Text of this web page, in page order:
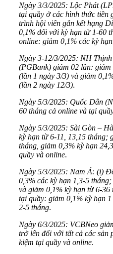
Ngày 3/3/2025: Lộc Phát
tại quầy ở các hình thức tiền
trình hội viên gắn kết hạng
0,1% đối với kỳ hạn từ 1-60
online: giảm 0,1% các kỳ
Ngày 3-12/3/2025: NH
(PGBank) giảm 02 lần: giảm
(lần 1 ngày 3/3) và giảm
(lần 2 ngày 12/3).
Ngày 5/3/2025: Quốc Dân
60 tháng cả online và tại
Ngày 5/3/2025: Sài Gòn –
kỳ hạn từ 6-11, 13,15 tháng;
tháng, giảm 0,3% kỳ hạn
quầy và online.
Ngày 5/3/2025: Nam Á: (i)
0,3% các kỳ hạn 1,3-5
và giảm 0,1% kỳ hạn từ 6-
tại quầy: giảm 0,1% kỳ hạn
2-5 tháng.
Ngày 6/3/2025: VCBNeo
trở lên đối với tất cả các sản
kiệm tại quầy và online.